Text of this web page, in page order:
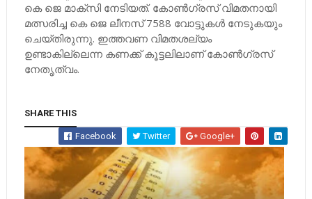
കെ ജെ മാക്‌സി നേടിയത്. കോണ്‍ഗ്രസ് വിമതനായി
മത്സരിച്ച കെ ജെ ലീനസ് 7588 വോട്ടുകള്‍ നേടുകയും
ചെയ്തിരുന്നു. ഇത്തവണ വിമതശല്യം
ഉണ്ടാകില്ലെന്ന കണക്ക് കൂട്ടലിലാണ് കോണ്‍ഗ്രസ്
നേതൃത്വം.
SHARE THIS
Facebook Twitter Google+